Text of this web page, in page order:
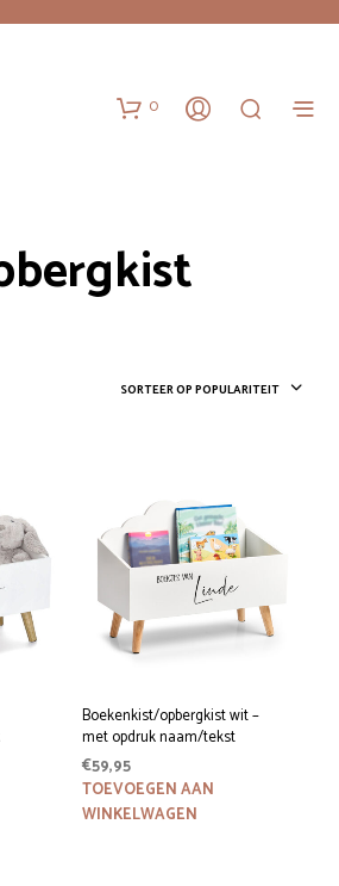
0
SORTEER OP POPULARITEIT
Boekenkist/opbergkist wit –
met opdruk naam/tekst
€59,95
TOEVOEGEN AAN
WINKELWAGEN